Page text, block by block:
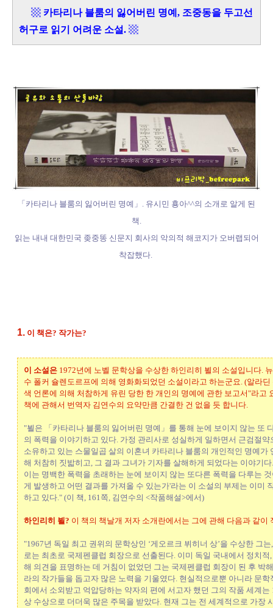
▩ 카타리나 블룸의 잃어버린 명예, 조중동을 두고선
허구로 읽기 어려운 소설. ▩
「카타리나 블룸의 잃어버린 명예」. 유시민 횽아^^의 소개로 알게 된
책.
읽는 내내 대한민국 좆중똥 신문지 회사의 악의적 해코지가 오버랩되어
착잡했다.
1. 이 책은? 작가는?
이 소설은 1972년에 노벨 문학상을 수상한 하인리히 뵐의 소설입니다.
수 폴커 슐렌도르프에 의해 영화화되었던 소설이라고 하는군요. (알라딘
색 언론에 의해 처참하게 유린 당한 한 개인의 명예에 관한 보고서"라고
책에 관해서 번역자 김연수의 요약만큼 간결한 건 없을 듯 합니다.
"뵐은 「카타리나 블룸의 잃어버린 명예」를 통해 눈에 보이지 않는 또
의 폭력을 이야기하고 있다. 가정 관리사로 성실하게 일하면서 근검절
소유하고 있는 스물일곱 살의 이혼녀 카타리나 블룸의 개인적인 명예가
해 처참히 짓밟히고, 그 결과 그녀가 기자를 살해하게 되었다는 이야기
이는 명백한 폭력을 초래하는 눈에 보이지 않는 또다른 폭력을 다루는
게 발생하고 어떤 결과를 가져올 수 있는가'라는 이 소설의 부제는 이미
하고 있다." (이 책, 161쪽, 김연수의 <작품해설>에서)
하인리히 뵐? 이 책의 책날개 저자 소개란에서는 그에 관해 다음과 같이
"1967년 독일 최고 권위의 문학상인 ‘게오르크 뷔히너 상’을 수상한 그
로는 최초로 국제펜클럽 회장으로 선출된다. 이미 독일 국내에서 정치적
해 의견을 표명하는 데 거침이 없었던 그는 국제펜클럽 회장이 된 후 박
라의 작가들을 돕고자 많은 노력을 기울였다. 현실적으로뿐 아니라 문학
회에서 소외받고 억압당하는 약자의 편에 서고자 했던 그의 작품 세계는
상 수상으로 더더욱 많은 주목을 받았다. 현재 그는 전 세계적으로 가장